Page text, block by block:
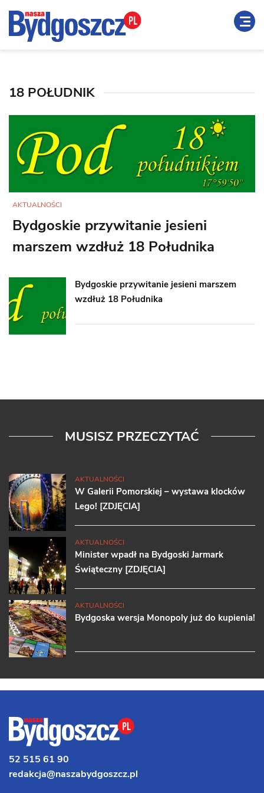
18 POŁUDNIK
AKTUALNOŚCI
Bydgoskie przywitanie jesieni
marszem wzdłuż 18 Południka
Bydgoskie przywitanie jesieni marszem
wzdłuż 18 Południka
MUSISZ PRZECZYTAĆ
AKTUALNOŚCI
W Galerii Pomorskiej – wystawa klocków
Lego! [ZDJĘCIA]
AKTUALNOŚCI
Minister wpadł na Bydgoski Jarmark
Świąteczny [ZDJĘCIA]
AKTUALNOŚCI
Bydgoska wersja Monopoly już do kupienia!
52 515 61 90
redakcja@naszabydgoszcz.pl